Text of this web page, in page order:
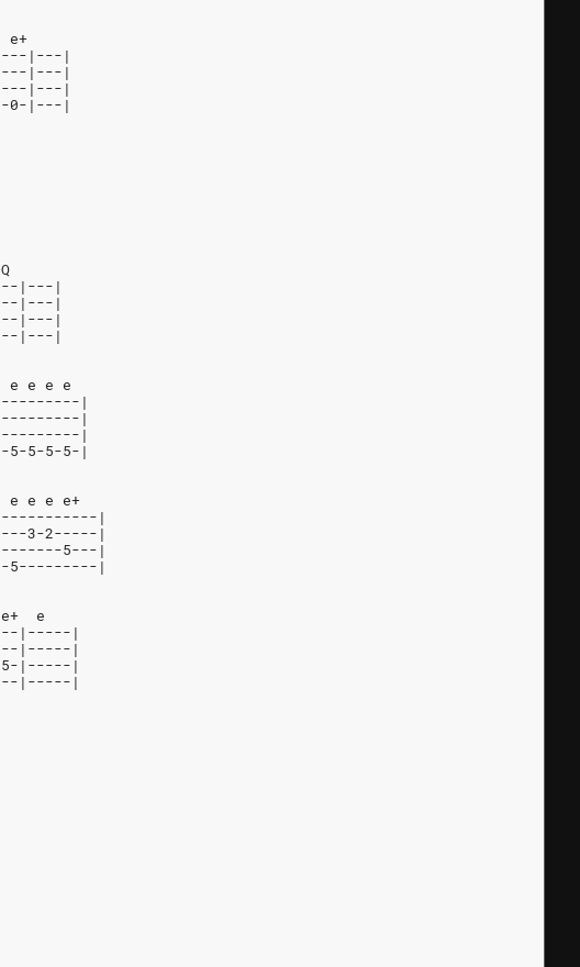
e+
|---|
|---|
|---|
0-|---|
|---|
|---|
|---|
|---|
e e e e
|
|
|
5-5-5-|
e e e e+
|
3-2-----|
5---|
5---------|
e
|-----|
|-----|
5-|-----|
|-----|